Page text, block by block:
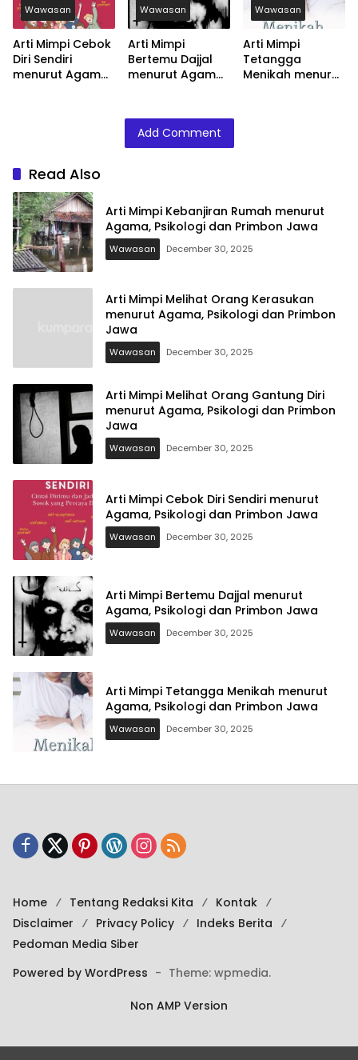
Wawasan
Arti Mimpi Cebok
Diri Sendiri
menurut Agama,
Wawasan
Arti Mimpi
Bertemu Dajjal
menurut Agama,
Wawasan
Arti Mimpi
Tetangga
Menikah menurut
Add Comment
Read Also
Arti Mimpi Kebanjiran Rumah menurut
Agama, Psikologi dan Primbon Jawa
Wawasan December 30, 2025
Arti Mimpi Melihat Orang Kerasukan
menurut Agama, Psikologi dan Primbon
Jawa
Wawasan December 30, 2025
Arti Mimpi Melihat Orang Gantung Diri
menurut Agama, Psikologi dan Primbon
Jawa
Wawasan December 30, 2025
Arti Mimpi Cebok Diri Sendiri menurut
Agama, Psikologi dan Primbon Jawa
Wawasan December 30, 2025
Arti Mimpi Bertemu Dajjal menurut
Agama, Psikologi dan Primbon Jawa
Wawasan December 30, 2025
Arti Mimpi Tetangga Menikah menurut
Agama, Psikologi dan Primbon Jawa
Wawasan December 30, 2025
Home Tentang Redaksi Kita
Kontak
Disclaimer
Privacy Policy
Indeks Berita
Pedoman Media Siber
Powered by WordPress - Theme: wpmedia.
Non AMP Version